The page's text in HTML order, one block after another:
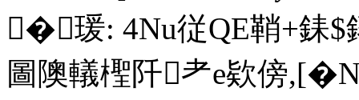
�瑗: 4Nu従QE鞘+銇
圖隩轙檉阡耂e欵傍